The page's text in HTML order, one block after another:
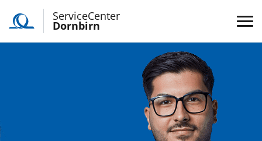
ServiceCenter
Dornbirn